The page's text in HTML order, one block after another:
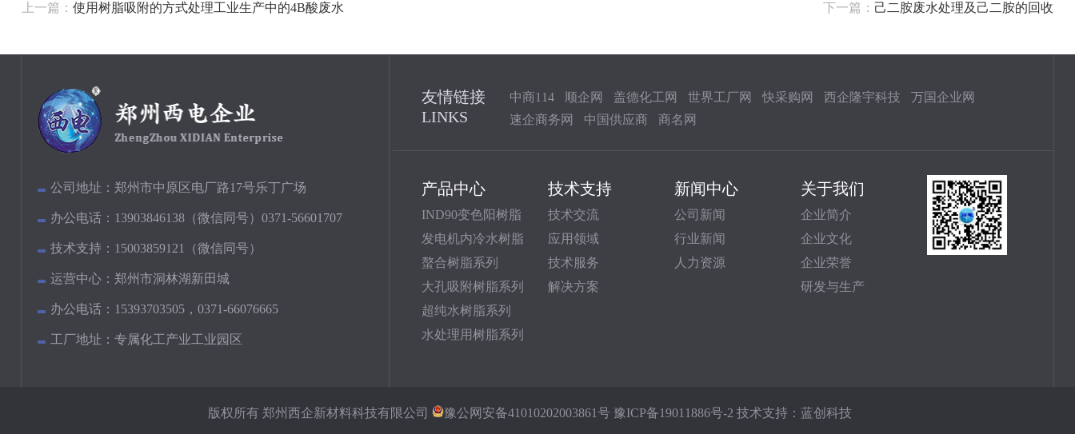
上一篇： 使用树脂吸附的方式处理工业生产中的4B酸废水 下一篇： 己二胺废水处理及己二胺的回收
公司地址： 郑州市中原区电厂路17号乐丁广场
办公电话： 13903846138（微信同号）0371-56601707
技术支持： 15003859121（微信同号）
运营中心： 郑州市洞林湖新田城
办公电话： 15393703505，0371-66076665
工厂地址： 专属化工产业工业园区
友情链接
LINKS
中商114 顺企网 盖德化工网 世界工厂网 快采购网 西企隆宇科技
万国企业网
速企商务网
中国供应商 商名网
产品中心
IND90变色阳树脂
发电机内冷水树脂
螯合树脂系列
大孔吸附树脂系列
超纯水树脂系列
水处理用树脂系列
技术支持
技术交流
应用领域
技术服务
解决方案
新闻中心
公司新闻
行业新闻
人力资源
关于我们
企业简介
企业文化
企业荣誉
研发与生产
版权所有 郑州西企新材料科技有限公司 豫公网安备41010202003861号豫ICP备19011886号-2 技术支持： 蓝创科技